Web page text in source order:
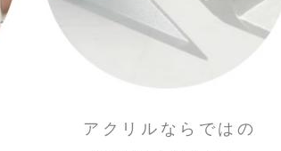
アクリルならではの